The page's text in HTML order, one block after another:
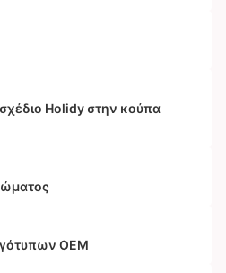
Holidy στην κούπα
OEM